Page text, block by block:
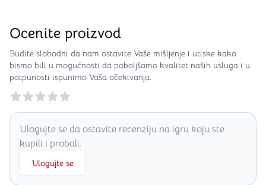
Ocenite proizvod
Budite slobodni da nam ostavite Vaše mišljenje i utiske kako
bismo bili u mogućnosti da poboljšamo kvalitet naših usluga i u
potpunosti ispunimo Vaša očekivanja.
Reviews
Ulogujte se da ostavite recenziju na igru koju ste
kupili i probali.
Ulogujte se